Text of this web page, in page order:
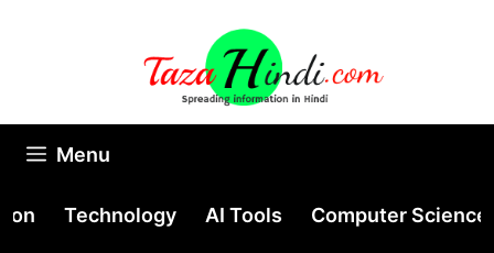
Menu
Technology AI Tools Computer Science